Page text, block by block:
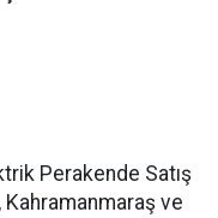
Perakende Satış
Kahramanmaraş ve